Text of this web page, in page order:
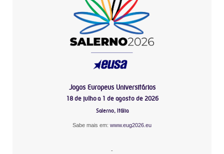
Jogos Europeus Universitários
18 de julho a 1 de agosto de 2026
Salerno, Itália
Sabe mais em: www.eug2026.eu
-